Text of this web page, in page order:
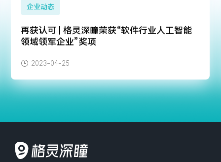
企业动态
再获认可 | 格灵深瞳荣获“软件行业人工智能
领域领军企业”奖项
2023-04-25